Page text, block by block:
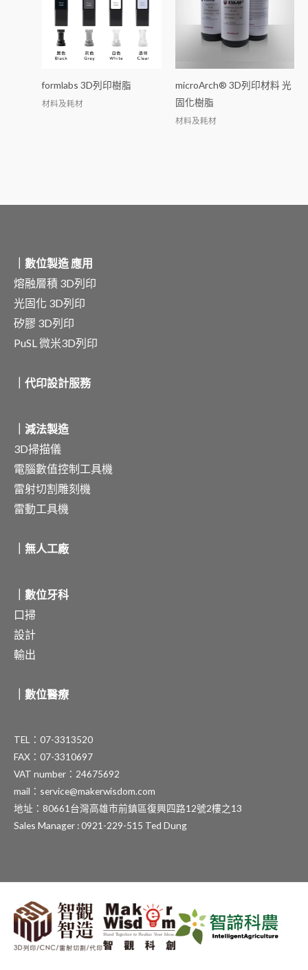
formlabs 3D列印樹脂
材料及耗材
microArch® 3D列印材料 光
固化樹脂
材料及耗材
｜數位製造 應用
熔融層積 3D列印
光固化 3D列印
矽膠 3D列印
PuSL 微米3D列印
｜代印設計服務
｜減法製造
3D掃描儀
電腦數值控制工具機
雷射切割雕刻機
雷動工具機
｜無人工廠
｜數位牙科
口掃
設計
輸出
｜數位醫療
TEL：07-3313520
FAX：07-3310697
VAT number：24675692
mail：service@makerwisdom.com
地址：80661台灣高雄市前鎮區復興四路12號2樓之13
Sales Manager : 0921-229-515 Ted Dung